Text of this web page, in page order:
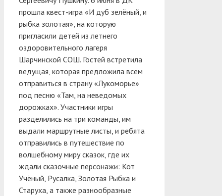
прошла квест-игра «И дуб зелёный, и
рыбка золотая», на которую
пригласили детей из летнего
оздоровительного лагеря
Шарчинской СОШ. Гостей встретила
ведущая, которая предложила всем
отправиться в страну «Лукоморье»
под песню «Там, на неведомых
дорожках». Участники игры
разделились на три команды, им
выдали маршрутные листы, и ребята
отправились в путешествие по
волшебному миру сказок, где их
ждали сказочные персонажи: Кот
Учёный, Русалка, Золотая Рыбка и
Старуха, а также разнообразные